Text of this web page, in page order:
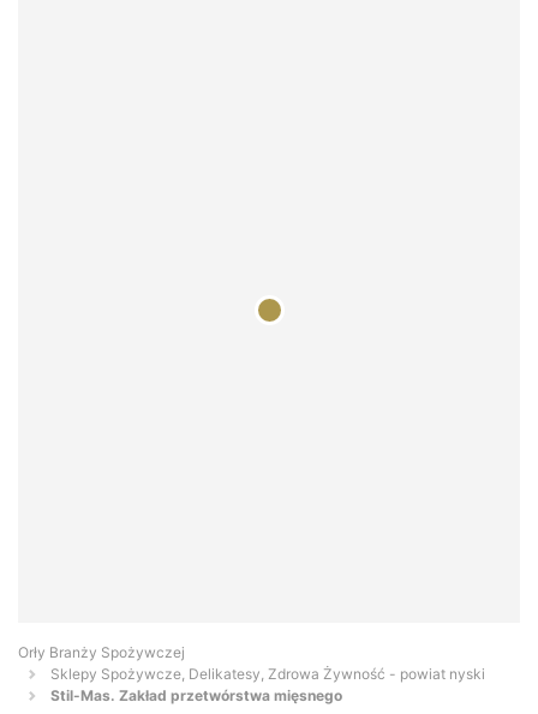
Orły Branży Spożywczej
Sklepy Spożywcze, Delikatesy, Zdrowa Żywność - powiat nyski
Stil-Mas. Zakład przetwórstwa mięsnego